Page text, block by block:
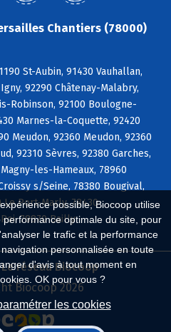
possible, Biocoop utilise
optimale du site, pour
le trafic et la performance
personnalisée en toute
d'avis à tout moment en
OK pour vous ?
les cookies
Chantiers (78000)
St-Aubin, 91430 Vauhallan,
92290 Châtenay-Malabry,
Robinson, 92100 Boulogne-
Marnes-la-Coquette, 92420
Meudon, 92360 Meudon, 92360
92310 Sèvres, 92380 Garches,
les-Hameaux, 78960
s/Seine, 78380 Bougival,
Le Port-Marly, 78430
78870 Bailly
Le réseau Biocoop
Biocoop 2026